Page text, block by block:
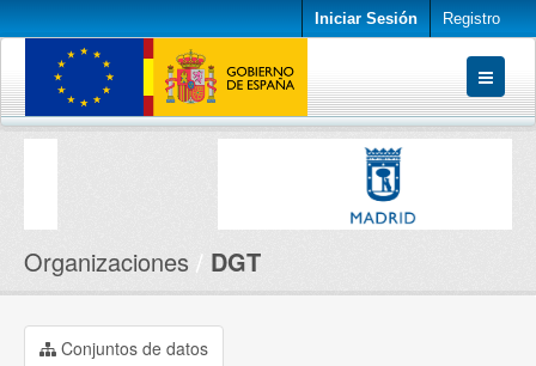
Iniciar Sesión Registro
Conjuntos de datos
Organizaciones DGT
Conjuntos de datos